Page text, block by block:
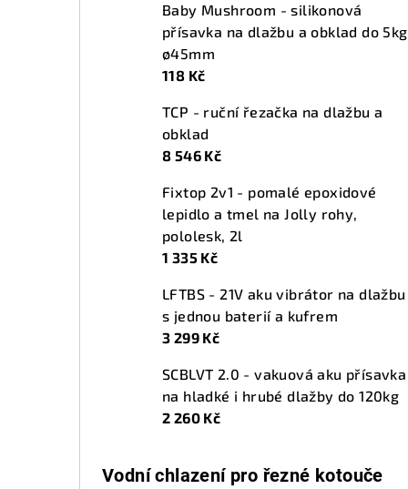
Baby Mushroom - silikonová
přísavka na dlažbu a obklad do
ø45mm
118 Kč
TCP - ruční řezačka na dlažbu a
obklad
8 546 Kč
Fixtop 2v1 - pomalé epoxidové
lepidlo a tmel na Jolly rohy,
pololesk, 2l
1 335 Kč
LFTBS - 21V aku vibrátor na dlažbu
s jednou baterií a kufrem
3 299 Kč
SCBLVT 2.0 - vakuová aku přísavka
na hladké i hrubé dlažby do 120kg
2 260 Kč
Vodní chlazení pro řezné kotouče